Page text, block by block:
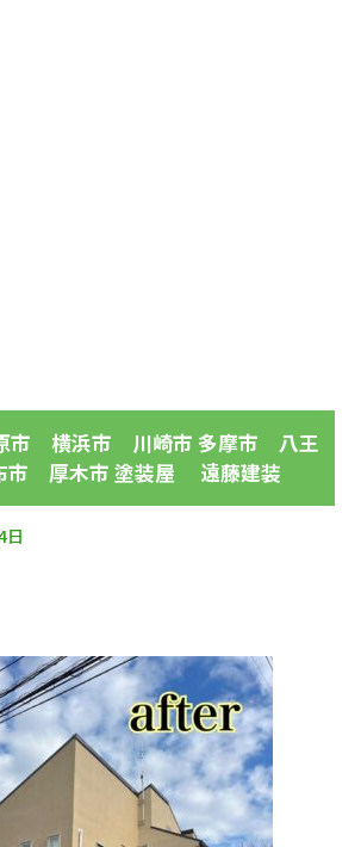
市 横浜市 川崎市 多摩市 八王
厚木市 塗装屋 遠藤建装
日